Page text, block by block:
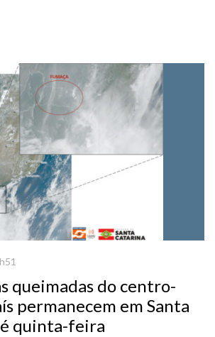
queimadas do centro-
permanecem em Santa
quinta-feira